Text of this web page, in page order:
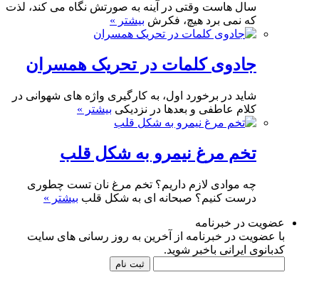
سال هاست وقتی در آینه به صورتش نگاه می کند، لذت
که نمی برد هیچ، فکرش بیشتر »
جادوی کلمات در تحریک همسران
شاید در برخورد اول، به کارگیری واژه های شهوانی در
کلام عاطفی و بعدها در نزدیکی بیشتر »
تخم مرغ نیمرو به شکل قلب
چه موادی لازم داریم؟ تخم مرغ نان تست چطوری
درست کنیم؟ صبحانه ای به شکل قلب بیشتر »
عضویت در خبرنامه
با عضویت در خبرنامه از آخرین به روز رسانی های سایت
کدبانوی ایرانی باخبر شوید.